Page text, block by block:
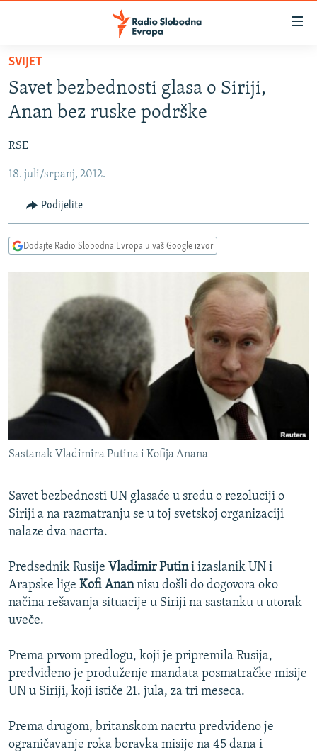
Pređite
glavni
sadržaj
na
navigaciju
Pređite
pretragu
BOSNA I HERCEGOVINA
KOSOVO
CRNA GORA
VIZUELNO
FOTOGALERIJE
PODCASTI
RAT U UKRAJINI
RSE PRIČE IZ SVIJETA
ISPRIČAJ MI
DNEVNO@RSE
SPECIJALI RSE
VIŠE OD NASLOVA
GENOCID U SREBRENICI
POPLAVE I KLIZIŠTA U BIH 2024.
POST SCRIPTUM
MOJA EVROPA
TRI DECENIJE OD RATA U BIH
SVE KARTE DEJTONA
NASTANAK I RASPAD JUGOSLAVIJE
PRATITE NAS
Sve RFE/RL stranice
SVIJET
Savet bezbednosti glasa o Siriji,
Anan bez ruske podrške
RSE
18. juli/srpanj, 2012.
Podijelite
Dodajte Radio Slobodna Evropa u vaš Google izvor
Sastanak Vladimira Putina i Kofija Anana
Savet bezbednosti UN glasaće u sredu o rezoluciji o
Siriji a na razmatranju se u toj svetskoj organizaciji
nalaze dva nacrta.
Predsednik Rusije Vladimir Putini izaslanik UN i
Arapske lige Kofi Anannisu došli do dogovora oko
načina rešavanja situacije u Siriji na sastanku u utorak
uveče.
Prema prvom predlogu, koji je pripremila Rusija,
predviđeno je produženje mandata posmatračke misije
UN u Siriji, koji ističe 21. jula, za tri meseca.
Prema drugom, britanskom nacrtu predviđeno je
ograničavanje roka boravka misije na 45 dana i